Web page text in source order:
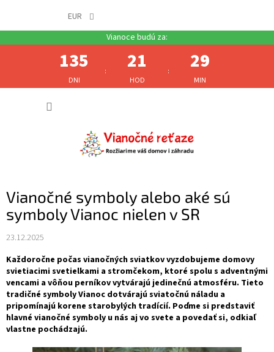
135
DNI
: 21
HOD
: 29
MIN
EUR
Vianočné symboly alebo aké sú
symboly Vianoc nielen v SR
23.12.2025
Každoročne počas vianočných sviatkov vyzdobujeme domovy
svietiacimi svetielkami a stromčekom, ktoré spolu s adventnými
vencami a vôňou perníkov vytvárajú jedinečnú atmosféru. Tieto
tradičné symboly Vianoc dotvárajú sviatočnú náladu a
pripomínajú korene starobylých tradícií. Poďme si predstaviť
hlavné vianočné symboly u nás aj vo svete a povedať si, odkiaľ
vlastne pochádzajú.